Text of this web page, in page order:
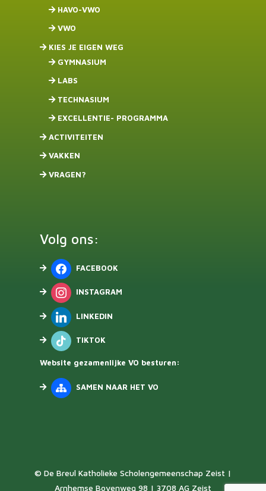
HAVO-VWO
VWO
KIES JE EIGEN WEG
GYMNASIUM
LABS
TECHNASIUM
EXCELLENTIE- PROGRAMMA
ACTIVITEITEN
VAKKEN
VRAGEN?
Volg ons:
FACEBOOK
INSTAGRAM
LINKEDIN
TIKTOK
Website gezamenlijke VO besturen:
SAMEN NAAR HET VO
© De Breul Katholieke Scholengemeenschap Zeist |
Arnhemse Bovenweg 98 | 3708 AG Zeist